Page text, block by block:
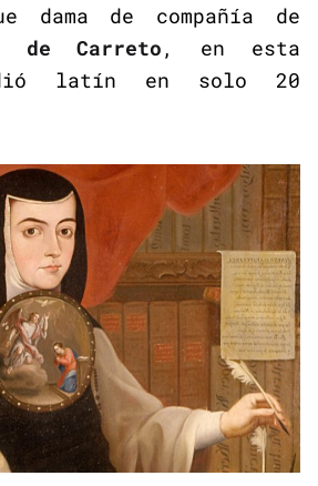
dama de compañía de
de Carreto, en esta
latín en solo 20